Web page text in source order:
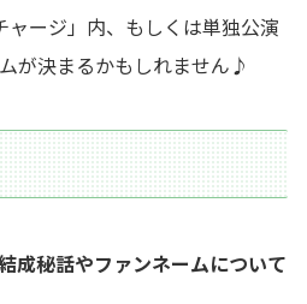
ャージ」内、もしくは単独公演
が決まるかもしれません♪
成秘話やファンネームについて